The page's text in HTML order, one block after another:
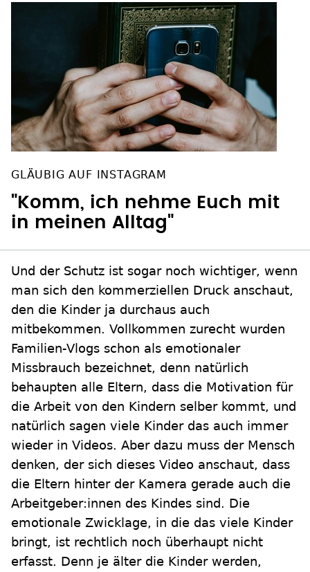
GLÄUBIG AUF INSTAGRAM
"Komm, ich nehme Euch mit
in meinen Alltag"
Und der Schutz ist sogar noch wichtiger, wenn
man sich den kommerziellen Druck anschaut,
den die Kinder ja durchaus auch
mitbekommen. Vollkommen zurecht wurden
Familien-Vlogs schon als emotionaler
Missbrauch bezeichnet, denn natürlich
behaupten alle Eltern, dass die Motivation für
die Arbeit von den Kindern selber kommt, und
natürlich sagen viele Kinder das auch immer
wieder in Videos. Aber dazu muss der Mensch
denken, der sich dieses Video anschaut, dass
die Eltern hinter der Kamera gerade auch die
Arbeitgeber:innen des Kindes sind. Die
emotionale Zwicklage, in die das viele Kinder
bringt, ist rechtlich noch überhaupt nicht
erfasst. Denn je älter die Kinder werden,